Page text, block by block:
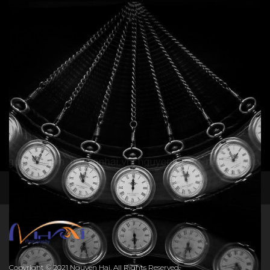
Still life - The time line 4
Tĩnh vật,Ý niệm
Add to cart
Still life - Glass 1
Tĩnh vật Ý niệm
facebook instagram
Copyright © 2021 Nguyen Hai. All Rights Reserved.